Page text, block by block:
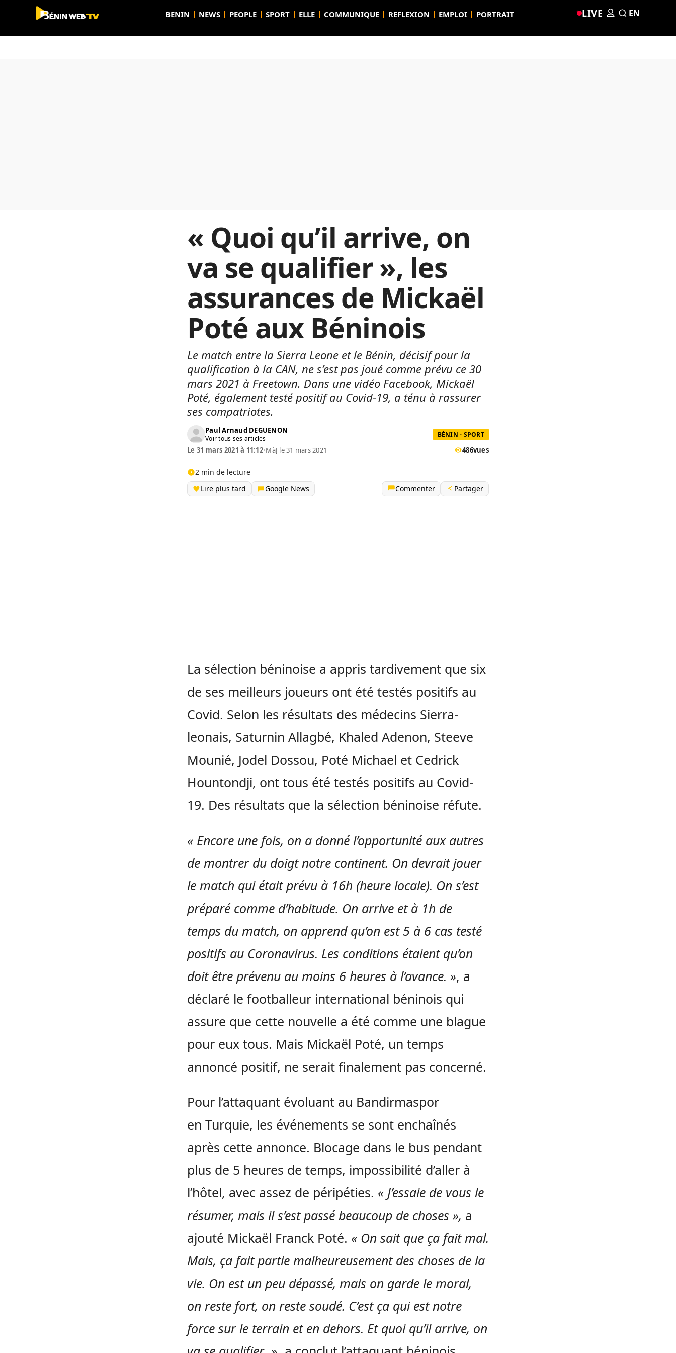
BENIN NEWS PEOPLE SPORT ELLE COMMUNIQUE REFLEXION EMPLOI PORTRAIT LIVE EN
« Quoi qu’il arrive, on
va se qualifier », les
assurances de Mickaël
Poté aux Béninois
Le match entre la Sierra Leone et le Bénin, décisif pour la
qualification à la CAN, ne s’est pas joué comme prévu ce 30
mars 2021 à Freetown. Dans une vidéo Facebook, Mickaël
Poté, également testé positif au Covid-19, a ténu à rassurer
ses compatriotes.
Paul Arnaud DEGUENON
Voir tous ses articles BÉNIN - SPORT
Le 31 mars 2021 à 11:12•MàJ le 31 mars 2021 486vues
2 min de lecture
Lire plus tard
Google News Commenter Partager
La sélection béninoise a appris tardivement que six
de ses meilleurs joueurs ont été testés positifs au
Covid. Selon les résultats des médecins Sierra-
leonais, Saturnin Allagbé, Khaled Adenon, Steeve
Mounié, Jodel Dossou, Poté Michael et Cedrick
Hountondji, ont tous été testés positifs au Covid-
19. Des résultats que la sélection béninoise réfute.
« Encore une fois, on a donné l’opportunité aux autres
de montrer du doigt notre continent. On devrait jouer
le match qui était prévu à 16h (heure locale). On s’est
préparé comme d’habitude. On arrive et à 1h de
temps du match, on apprend qu’on est 5 à 6 cas testé
positifs au Coronavirus. Les conditions étaient qu’on
doit être prévenu au moins 6 heures à l’avance. », a
déclaré le footballeur international béninois qui
assure que cette nouvelle a été comme une blague
pour eux tous. Mais Mickaël Poté, un temps
annoncé positif, ne serait finalement pas concerné.
Pour l’attaquant évoluant au Bandirmaspor
en Turquie, les événements se sont enchaînés
après cette annonce. Blocage dans le bus pendant
plus de 5 heures de temps, impossibilité d’aller à
l’hôtel, avec assez de péripéties. « J’essaie de vous le
résumer, mais il s’est passé beaucoup de choses », a
ajouté Mickaël Franck Poté. « On sait que ça fait mal.
Mais, ça fait partie malheureusement des choses de la
vie. On est un peu dépassé, mais on garde le moral,
on reste fort, on reste soudé. C’est ça qui est notre
force sur le terrain et en dehors. Et quoi qu’il arrive, on